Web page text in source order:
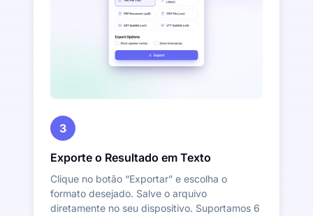
3
Exporte o Resultado em Texto
Clique no botão “Exportar” e escolha o
formato desejado. Salve o arquivo
diretamente no seu dispositivo. Suportamos 6